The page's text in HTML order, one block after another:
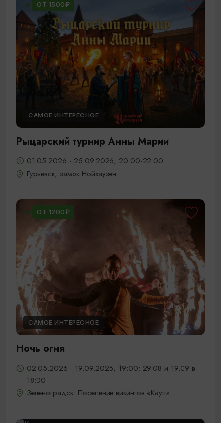
ОТ 1500₽
САМОЕ ИНТЕРЕСНОЕ
Рыцарский турнир Анны Марии
01.05.2026 - 25.09.2026, 20:00-22:00
Гурьевск, замок Нойхаузен
ОТ 1200₽
САМОЕ ИНТЕРЕСНОЕ
Ночь огня
02.05.2026 - 19.09.2026, 19:00; 29.08 и 19.09 в
18:00
Зеленоградск, Поселение викингов «Кауп»